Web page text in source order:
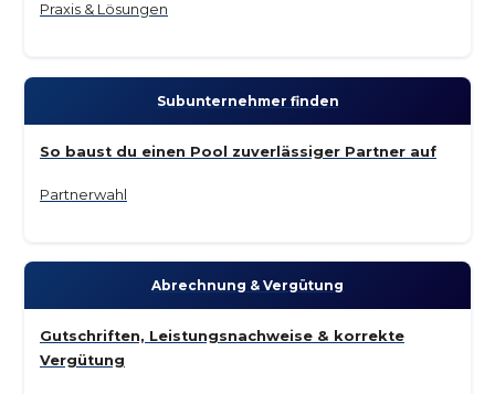
Praxis & Lösungen
Subunternehmer finden
So baust du einen Pool zuverlässiger Partner auf
Partnerwahl
Abrechnung & Vergütung
Gutschriften, Leistungsnachweise & korrekte
Vergütung